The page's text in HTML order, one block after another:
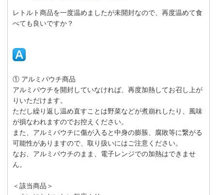
レトルト商品を一度温めましたが未開封なので、再度温めて食
べても良いですか？
① アルミパウチ商品
アルミパウチを開封していなければ、再度加熱してお召し上が
りいただけます。
ただし繰り返し温め直すことは野菜などが煮崩れしたり、風味
が損なわれますのでお控えください。
また、アルミパウチに傷が入ると中身の膨脹、腐敗等に繋がる
可能性がありますので、取り扱いにはご注意ください。
なお、アルミパウチのまま、電子レンジでの加熱はできませ
ん。
＜該当商品＞